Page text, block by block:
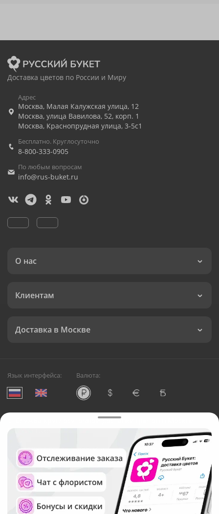
Доставка цветов по России и Миру
Адрес
Москва, Малая Калужская улица, 12
Москва, улица Вавилова, 52, корп. 1
Москва, Краснопрудная улица, 3-5с1
Бесплатно. Круглосуточно
8-800-333-0905
По любым вопросам
info@rus-buket.ru
О нас
Клиентам
Доставка в Москве
Язык интерфейса: Валюта:
Служба круглосуточной доставки цветов в Москве
Русский Букет, 2026
Общество с ограниченной ответственностью «Технология»
ОГРН: 1195476081745, ИНН: 5410081997
Юридический адрес: г. Новосибирск, ул. Ипподромская,
д.42, оф. 3
Рейтинг Русского букета в г. Москва